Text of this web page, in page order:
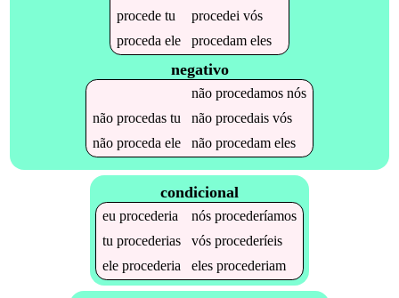
procedetu procedei vós
proceda ele procedameles
negativo
não procedamosnós
não procedastu não procedaisvós
não proceda ele não procedameles
condicional
eu procederia nós procederíamos
tu procederias vós procederíeis
ele procederia eles procederiam